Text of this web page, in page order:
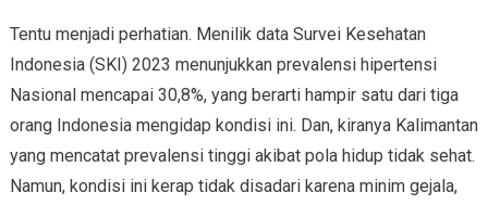
Tentu menjadi perhatian. Menilik data Survei Kesehatan
Indonesia (SKI) 2023 menunjukkan prevalensi hipertensi
Nasional mencapai 30,8%, yang berarti hampir satu dari tiga
orang Indonesia mengidap kondisi ini. Dan, kiranya Kalimantan
yang mencatat prevalensi tinggi akibat pola hidup tidak sehat.
Namun, kondisi ini kerap tidak disadari karena minim gejala,